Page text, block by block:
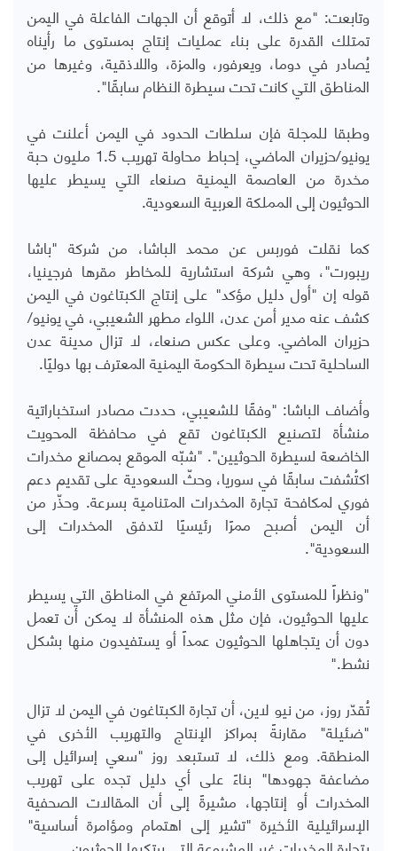
وتابعت: "مع ذلك، لا أتوقع أن الجهات الفاعلة في اليمن
تمتلك القدرة على بناء عمليات إنتاج بمستوى ما رأيناه
يُصادر في دوما، ويعرفور، والمزة، واللاذقية، وغيرها من
المناطق التي كانت تحت سيطرة النظام سابقًا".
وطبقا للمجلة فإن سلطات الحدود في اليمن أعلنت في
يونيو/حزيران الماضي، إحباط محاولة تهريب 1.5 مليون حبة
مخدرة من العاصمة اليمنية صنعاء التي يسيطر عليها
الحوثيون إلى المملكة العربية السعودية.
كما نقلت فوربس عن محمد الباشا، من شركة "باشا
ريبورت"، وهي شركة استشارية للمخاطر مقرها فرجينيا،
قوله إن "أول دليل مؤكد" على إنتاج الكبتاغون في اليمن
كشف عنه مدير أمن عدن، اللواء مطهر الشعيبي، في يونيو/
حزيران الماضي. وعلى عكس صنعاء، لا تزال مدينة عدن
الساحلية تحت سيطرة الحكومة اليمنية المعترف بها دوليًا.
وأضاف الباشا: "وفقًا للشعيبي، حددت مصادر استخباراتية
منشأة لتصنيع الكبتاغون تقع في محافظة المحويت
الخاضعة لسيطرة الحوثيين". "شبّه الموقع بمصانع مخدرات
اكتُشفت سابقًا في سوريا، وحثّ السعودية على تقديم دعم
فوري لمكافحة تجارة المخدرات المتنامية بسرعة. وحذّر من
أن اليمن أصبح ممرًا رئيسيًا لتدفق المخدرات إلى
السعودية".
"ونظراً للمستوى الأمني ​​المرتفع في المناطق التي يسيطر
عليها الحوثيون، فإن مثل هذه المنشأة لا يمكن أن تعمل
دون أن يتجاهلها الحوثيون عمداً أو يستفيدون منها بشكل
نشط."
تُقدّر روز، من نيو لاين، أن تجارة الكبتاغون في اليمن لا تزال
"ضئيلة" مقارنةً بمراكز الإنتاج والتهريب الأخرى في
المنطقة. ومع ذلك، لا تستبعد روز "سعي إسرائيل إلى
مضاعفة جهودها" بناءً على أي دليل تجده على تهريب
المخدرات أو إنتاجها، مشيرةً إلى أن المقالات الصحفية
الإسرائيلية الأخيرة "تشير إلى اهتمام ومؤامرة أساسية"